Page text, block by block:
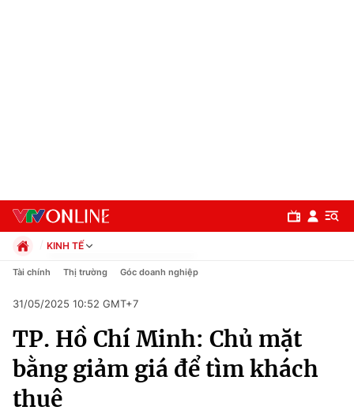
Chuyên mục
Chính trị
Xã hội
KINH TẾ
Chính trị
Pháp luật
Kinh tế
Thể thao
Truyền hình
Văn hóa - Giải trí
Tài chính Thị trường Góc doanh nghiệp
31/05/2025 10:52 GMT+7
TP. Hồ Chí Minh: Chủ mặt
bằng giảm giá để tìm khách
thuê